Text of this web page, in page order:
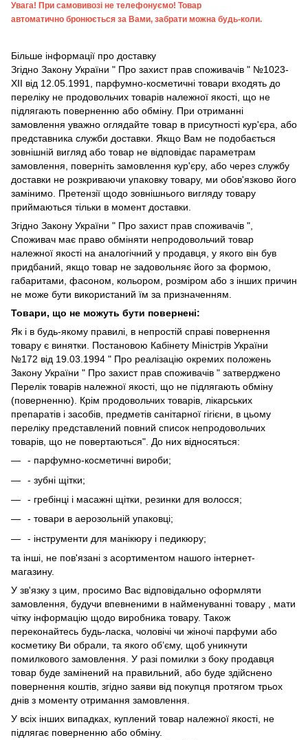
Увага! При самовивозі не телефонуємо! Товар
автоматично бронюється за Вами, забрати можна будь-коли.
Більше інформації про доставку
Згідно Закону України " Про захист прав споживачів " №1023-
XII від 12.05.1991, парфумно-косметичні товари входять до
переліку не продовольчих товарів належної якості, що не
підлягають поверненню або обміну. При отриманні
замовлення уважно оглядайте товар в присутності кур'єра, або
представника служби доставки. Якщо Вам не подобається
зовнішній вигляд або товар не відповідає параметрам
замовлення, поверніть замовлення кур'єру, або через службу
доставки не розкриваючи упаковку товару, ми обов'язково його
замінимо. Претензії щодо зовнішнього вигляду товару
приймаються тільки в момент доставки.
Згідно Закону України " Про захист прав споживачів ",
Споживач має право обміняти непродовольчий товар
належної якості на аналогічний у продавця, у якого він був
придбаний, якщо товар не задовольняє його за формою,
габаритами, фасоном, кольором, розміром або з інших причин
не може бути використаний їм за призначенням.
Товари, що не можуть бути повернені:
Як і в будь-якому правилі, в непростій справі повернення
товару є винятки. Постановою Кабінету Міністрів України
№172 від 19.03.1994 " Про реалізацію окремих положень
Закону України " Про захист прав споживачів " затверджено
Перелік товарів належної якості, що не підлягають обміну
(поверненню). Крім продовольчих товарів, лікарських
препаратів і засобів, предметів санітарної гігієни, в цьому
переліку представлений повний список непродовольчих
товарів, що не повертаються". До них відносяться:
- парфумно-косметичні вироби;
- зубні щітки;
- гребінці і масажні щітки, резинки для волосся;
- товари в аерозольній упаковці;
- інструменти для манікюру і педикюру;
та інші, не пов'язані з асортиментом нашого інтернет-
магазину.
У зв'язку з цим, просимо Вас відповідально оформляти
замовлення, будучи впевненими в найменуванні товару , мати
чітку інформацію щодо виробника товару. Також
переконайтесь будь-ласка, чоловічі чи жіночі парфуми або
косметику Ви обрали, та якого об’єму, щоб уникнути
помилкового замовлення. У разі помилки з боку продавця
товар буде замінений на правильний, або буде здійснено
повернення коштів, згідно заяви від покупця протягом трьох
днів з моменту отримання замовлення.
У всіх інших випадках, куплений товар належної якості, не
підлягає поверненню або обміну.